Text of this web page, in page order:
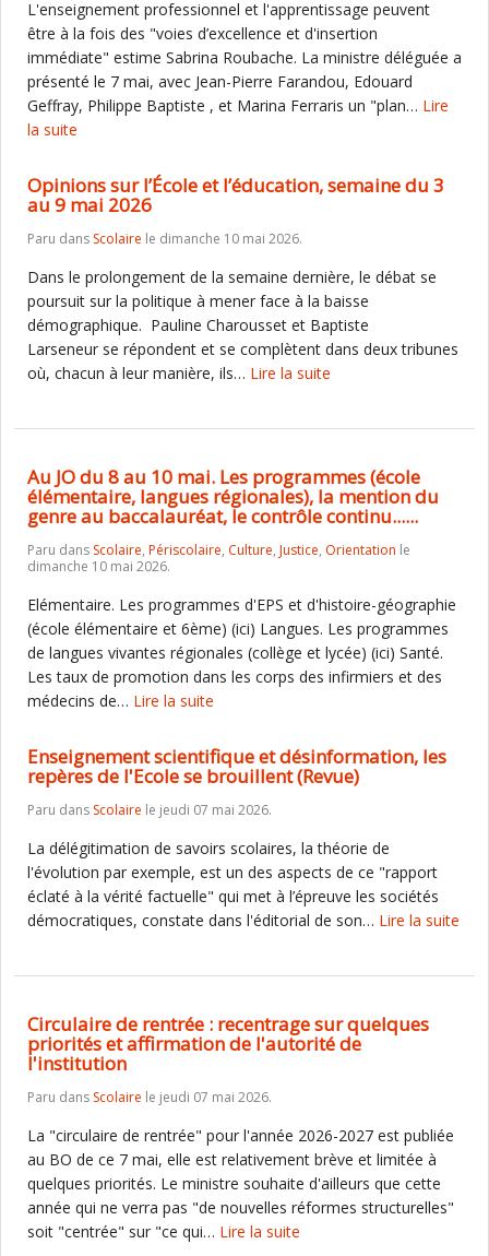
L'enseignement professionnel et l'apprentissage peuvent
être à la fois des "voies d’excellence et d'insertion
immédiate" estime Sabrina Roubache. La ministre déléguée a
présenté le 7 mai, avec Jean-Pierre Farandou, Edouard
Geffray, Philippe Baptiste , et Marina Ferraris un "plan… Lire
la suite
Opinions sur l’École et l’éducation, semaine du 3
au 9 mai 2026
Paru dans Scolaire le dimanche 10 mai 2026.
Dans le prolongement de la semaine dernière, le débat se
poursuit sur la politique à mener face à la baisse
démographique. Pauline Charousset et Baptiste
Larseneur se répondent et se complètent dans deux tribunes
où, chacun à leur manière, ils… Lire la suite
Au JO du 8 au 10 mai. Les programmes (école
élémentaire, langues régionales), la mention du
genre au baccalauréat, le contrôle continu......
Paru dans Scolaire, Périscolaire, Culture, Justice, Orientation le
dimanche 10 mai 2026.
Elémentaire. Les programmes d'EPS et d'histoire-géographie
(école élémentaire et 6ème) (ici) Langues. Les programmes
de langues vivantes régionales (collège et lycée) (ici) Santé.
Les taux de promotion dans les corps des infirmiers et des
médecins de… Lire la suite
Enseignement scientifique et désinformation, les
repères de l'Ecole se brouillent (Revue)
Paru dans Scolaire le jeudi 07 mai 2026.
La délégitimation de savoirs scolaires, la théorie de
l'évolution par exemple, est un des aspects de ce "rapport
éclaté à la vérité factuelle" qui met à l’épreuve les sociétés
démocratiques, constate dans l'éditorial de son… Lire la suite
Circulaire de rentrée : recentrage sur quelques
priorités et affirmation de l'autorité de
l'institution
Paru dans Scolaire le jeudi 07 mai 2026.
La "circulaire de rentrée" pour l'année 2026-2027 est publiée
au BO de ce 7 mai, elle est relativement brève et limitée à
quelques priorités. Le ministre souhaite d'ailleurs que cette
année qui ne verra pas "de nouvelles réformes structurelles"
soit "centrée" sur "ce qui… Lire la suite